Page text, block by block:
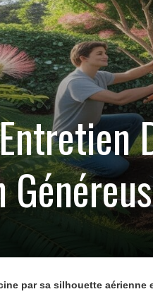
par sa silhouette